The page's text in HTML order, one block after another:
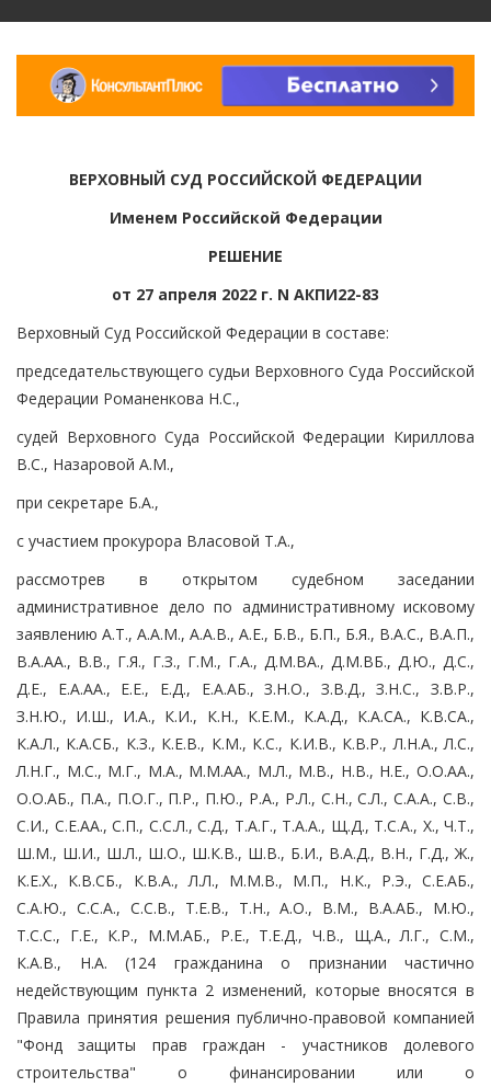
ВЕРХОВНЫЙ СУД РОССИЙСКОЙ ФЕДЕРАЦИИ
Именем Российской Федерации
РЕШЕНИЕ
от 27 апреля 2022 г. N АКПИ22-83
Верховный Суд Российской Федерации в составе:
председательствующего судьи Верховного Суда Российской
Федерации Романенкова Н.С.,
судей Верховного Суда Российской Федерации Кириллова
В.С., Назаровой А.М.,
при секретаре Б.А.,
с участием прокурора Власовой Т.А.,
рассмотрев в открытом судебном заседании
административное дело по административному исковому
заявлению А.Т., А.А.М., А.А.В., А.Е., Б.В., Б.П., Б.Я., В.А.С., В.А.П.,
В.А.АА., В.В., Г.Я., Г.З., Г.М., Г.А., Д.М.ВА., Д.М.ВБ., Д.Ю., Д.С.,
Д.Е., Е.А.АА., Е.Е., Е.Д., Е.А.АБ., З.Н.О., З.В.Д., З.Н.С., З.В.Р.,
З.Н.Ю., И.Ш., И.А., К.И., К.Н., К.Е.М., К.А.Д., К.А.СА., К.В.СА.,
К.А.Л., К.А.СБ., К.З., К.Е.В., К.М., К.С., К.И.В., К.В.Р., Л.Н.А., Л.С.,
Л.Н.Г., М.С., М.Г., М.А., М.М.АА., М.Л., М.В., Н.В., Н.Е., О.О.АА.,
О.О.АБ., П.А., П.О.Г., П.Р., П.Ю., Р.А., Р.Л., С.Н., С.Л., С.А.А., С.В.,
С.И., С.Е.АА., С.П., С.С.Л., С.Д., Т.А.Г., Т.А.А., Щ.Д., Т.С.А., Х., Ч.Т.,
Ш.М., Ш.И., Ш.Л., Ш.О., Ш.К.В., Ш.В., Б.И., В.А.Д., В.Н., Г.Д., Ж.,
К.Е.Х., К.В.СБ., К.В.А., Л.Л., М.М.В., М.П., Н.К., Р.Э., С.Е.АБ.,
С.А.Ю., С.С.А., С.С.В., Т.Е.В., Т.Н., А.О., В.М., В.А.АБ., М.Ю.,
Т.С.С., Г.Е., К.Р., М.М.АБ., Р.Е., Т.Е.Д., Ч.В., Щ.А., Л.Г., С.М.,
К.А.В., Н.А. (124 гражданина о признании частично
недействующим пункта 2 изменений, которые вносятся в
Правила принятия решения публично-правовой компанией
"Фонд защиты прав граждан - участников долевого
строительства" о финансировании или о